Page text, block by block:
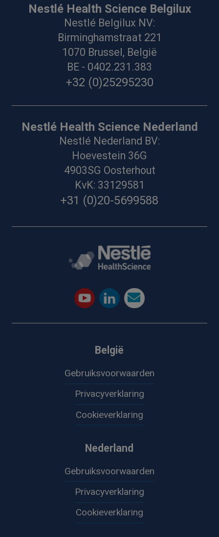
Nestlé Health Science Belgilux
Nestlé Belgilux NV:
Birminghamstraat 221
1070 Brussel, België
BE - 0402.231.383
+32 (0)25295230
Nestlé Health Science Nederland
Nestlé Nederland BV:
Hoevestein 36G
4903SG Oosterhout
KvK: 33129581
+31 (0)20-5699588
België
Gebruiksvoorwaarden
Privacyverklaring
Cookieverklaring
Nederland
Gebruiksvoorwaarden
Privacyverklaring
Cookieverklaring